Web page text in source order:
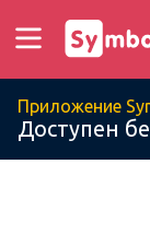
Приложение
Доступен